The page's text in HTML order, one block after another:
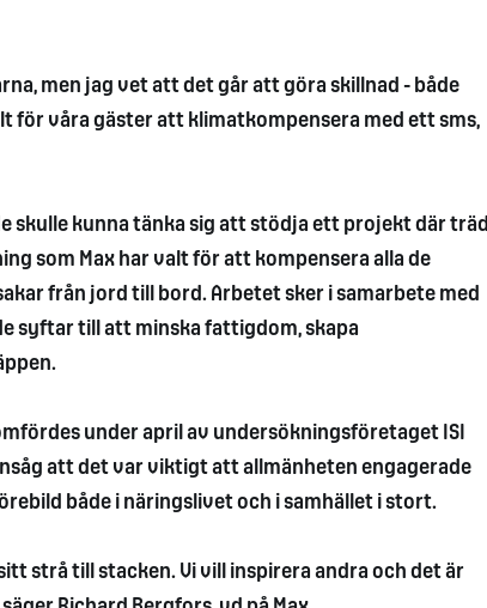
men jag vet att det går att göra skillnad - både
för våra gäster att klimatkompensera med ett sms,
skulle kunna tänka sig att stödja ett projekt där träd
som Max har valt för att kompensera alla de
från jord till bord. Arbetet sker i samarbete med
syftar till att minska fattigdom, skapa
under april av undersökningsföretaget ISI
att det var viktigt att allmänheten engagerade
både i näringslivet och i samhället i stort.
strå till stacken. Vi vill inspirera andra och det är